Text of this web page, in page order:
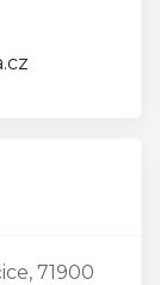
71900